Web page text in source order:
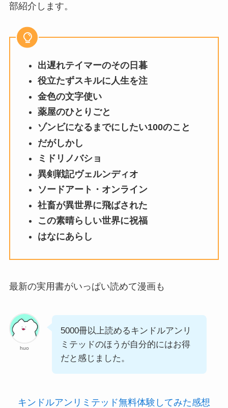
部紹介します。
出遅れテイマーのその日暮
役立たずスキルに人生を注
金色の文字使い
薬屋のひとりごと
ゾンビになるまでにしたい100のこと
だがしかし
ミドリノバショ
異剣戦記ヴェルンディオ
ソードアート・オンライン
社畜が異世界に飛ばされた
この素晴らしい世界に祝福
はなにあらし
最新の実用書がいっぱい読めて漫画も
huo
5000冊以上読めるキンドルアンリ
ミテッドのほうが自分的にはお得
だと感じました。
キンドルアンリミテッド無料体験してみた感想